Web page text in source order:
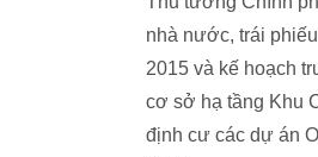
nhà nước, trái
2015 và kế hoạch
cơ sở hạ tầng Khu
định cư các dự án